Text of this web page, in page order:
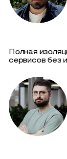
Полная
сервисов без